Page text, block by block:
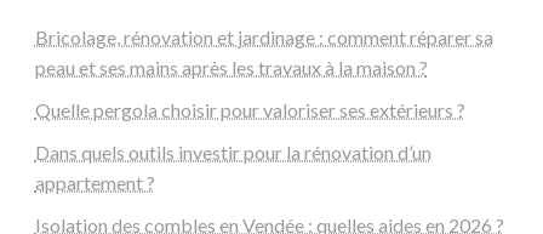
Bricolage, rénovation et jardinage : comment réparer sa
peau et ses mains après les travaux à la maison ?
Quelle pergola choisir pour valoriser ses extérieurs ?
Dans quels outils investir pour la rénovation d’un
appartement ?
Isolation des combles en Vendée : quelles aides en 2026 ?